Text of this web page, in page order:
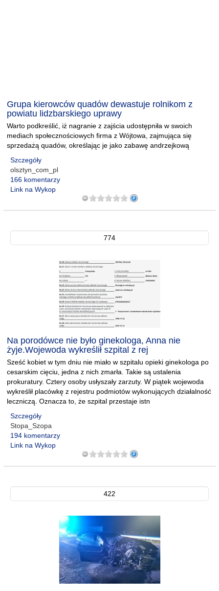
Grupa kierowców quadów dewastuje rolnikom z
powiatu lidzbarskiego uprawy
Warto podkreślić, iż nagranie z zajścia udostępniła w swoich
mediach społecznościowych firma z Wójtowa, zajmująca się
sprzedażą quadów, określając je jako zabawę andrzejkową
Szczegóły
olsztyn_com_pl
166 komentarzy
Link na Wykop
774
Na porodówce nie było ginekologa, Anna nie
żyje.Wojewoda wykreślił szpital z rej
Sześć kobiet w tym dniu nie miało w szpitalu opieki ginekologa po
cesarskim cięciu, jedna z nich zmarła. Takie są ustalenia
prokuratury. Cztery osoby usłyszały zarzuty. W piątek wojewoda
wykreślił placówkę z rejestru podmiotów wykonujących działalność
leczniczą. Oznacza to, że szpital przestaje istn
Szczegóły
Stopa_Szopa
194 komentarzy
Link na Wykop
422